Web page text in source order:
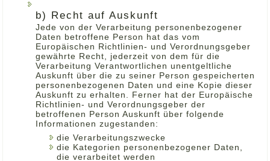
b) Recht auf Auskunft
Jede von der Verarbeitung personenbezogener
Daten betroffene Person hat das vom
Europäischen Richtlinien- und Verordnungsgeber
gewährte Recht, jederzeit von dem für die
Verarbeitung Verantwortlichen unentgeltliche
Auskunft über die zu seiner Person gespeicherten
personenbezogenen Daten und eine Kopie dieser
Auskunft zu erhalten. Ferner hat der Europäische
Richtlinien- und Verordnungsgeber der
betroffenen Person Auskunft über folgende
Informationen zugestanden:
die Verarbeitungszwecke
die Kategorien personenbezogener Daten,
die verarbeitet werden